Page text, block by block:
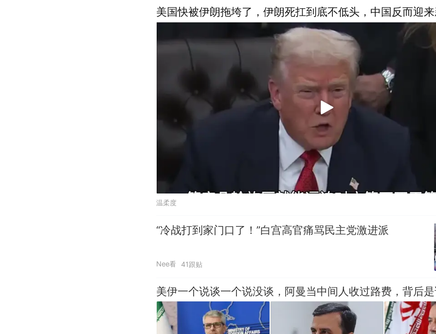
美国快被伊朗拖垮了，伊朗死扛到底不低头，中国反而迎
温柔度
“冷战打到家门口了！”白宫高官痛骂民主党激进派
Nee看 41跟贴
美伊一个说谈一个说没谈，阿曼当中间人收过路费，背后